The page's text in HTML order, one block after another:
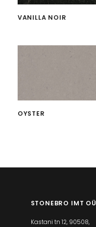
VANILLA NOIR
OYSTER
STONEBRO IMT OÜ
Kastani tn 12, 90508,